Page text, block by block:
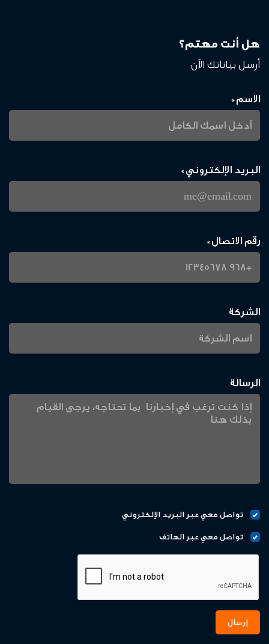
هل أنت مهتم؟
أرسل بياناتك الآن
الاسم*
البريد الإلكتروني*
رقم الاتصال*
الشركة
الرسالة
تواصل معي عبر البريد الإلكتروني
تواصل معي عبر الهاتف
إرسال